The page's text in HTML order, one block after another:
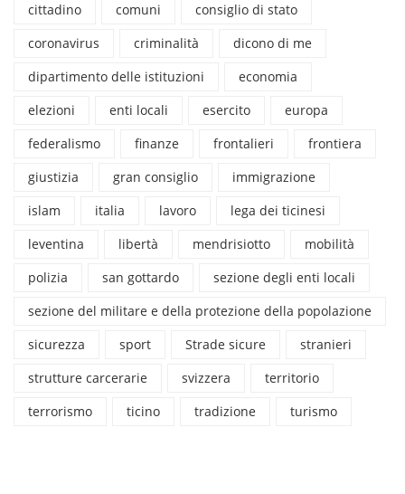
cittadino
comuni
consiglio di stato
coronavirus
criminalità
dicono di me
dipartimento delle istituzioni
economia
elezioni
enti locali esercito
europa
federalismo
finanze frontalieri
frontiera
giustizia
gran consiglio
immigrazione
islam
italia lavoro
lega dei ticinesi
leventina
libertà mendrisiotto
mobilità
polizia
san gottardo
sezione degli enti locali
sezione del militare e della protezione della popolazione
sicurezza
sport Strade sicure
stranieri
strutture carcerarie
svizzera
territorio
terrorismo
ticino tradizione turismo